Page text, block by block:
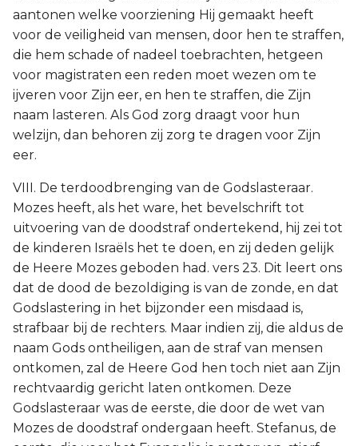
aantonen welke voorziening Hij gemaakt heeft
voor de veiligheid van mensen, door hen te straffen,
die hem schade of nadeel toebrachten, hetgeen
voor magistraten een reden moet wezen om te
ijveren voor Zijn eer, en hen te straffen, die Zijn
naam lasteren. Als God zorg draagt voor hun
welzijn, dan behoren zij zorg te dragen voor Zijn
eer.
VIII. De terdoodbrenging van de Godslasteraar.
Mozes heeft, als het ware, het bevelschrift tot
uitvoering van de doodstraf ondertekend, hij zei tot
de kinderen Israëls het te doen, en zij deden gelijk
de Heere Mozes geboden had. vers 23. Dit leert ons
dat de dood de bezoldiging is van de zonde, en dat
Godslastering in het bijzonder een misdaad is,
strafbaar bij de rechters. Maar indien zij, die aldus de
naam Gods ontheiligen, aan de straf van mensen
ontkomen, zal de Heere God hen toch niet aan Zijn
rechtvaardig gericht laten ontkomen. Deze
Godslasteraar was de eerste, die door de wet van
Mozes de doodstraf ondergaan heeft. Stefanus, de